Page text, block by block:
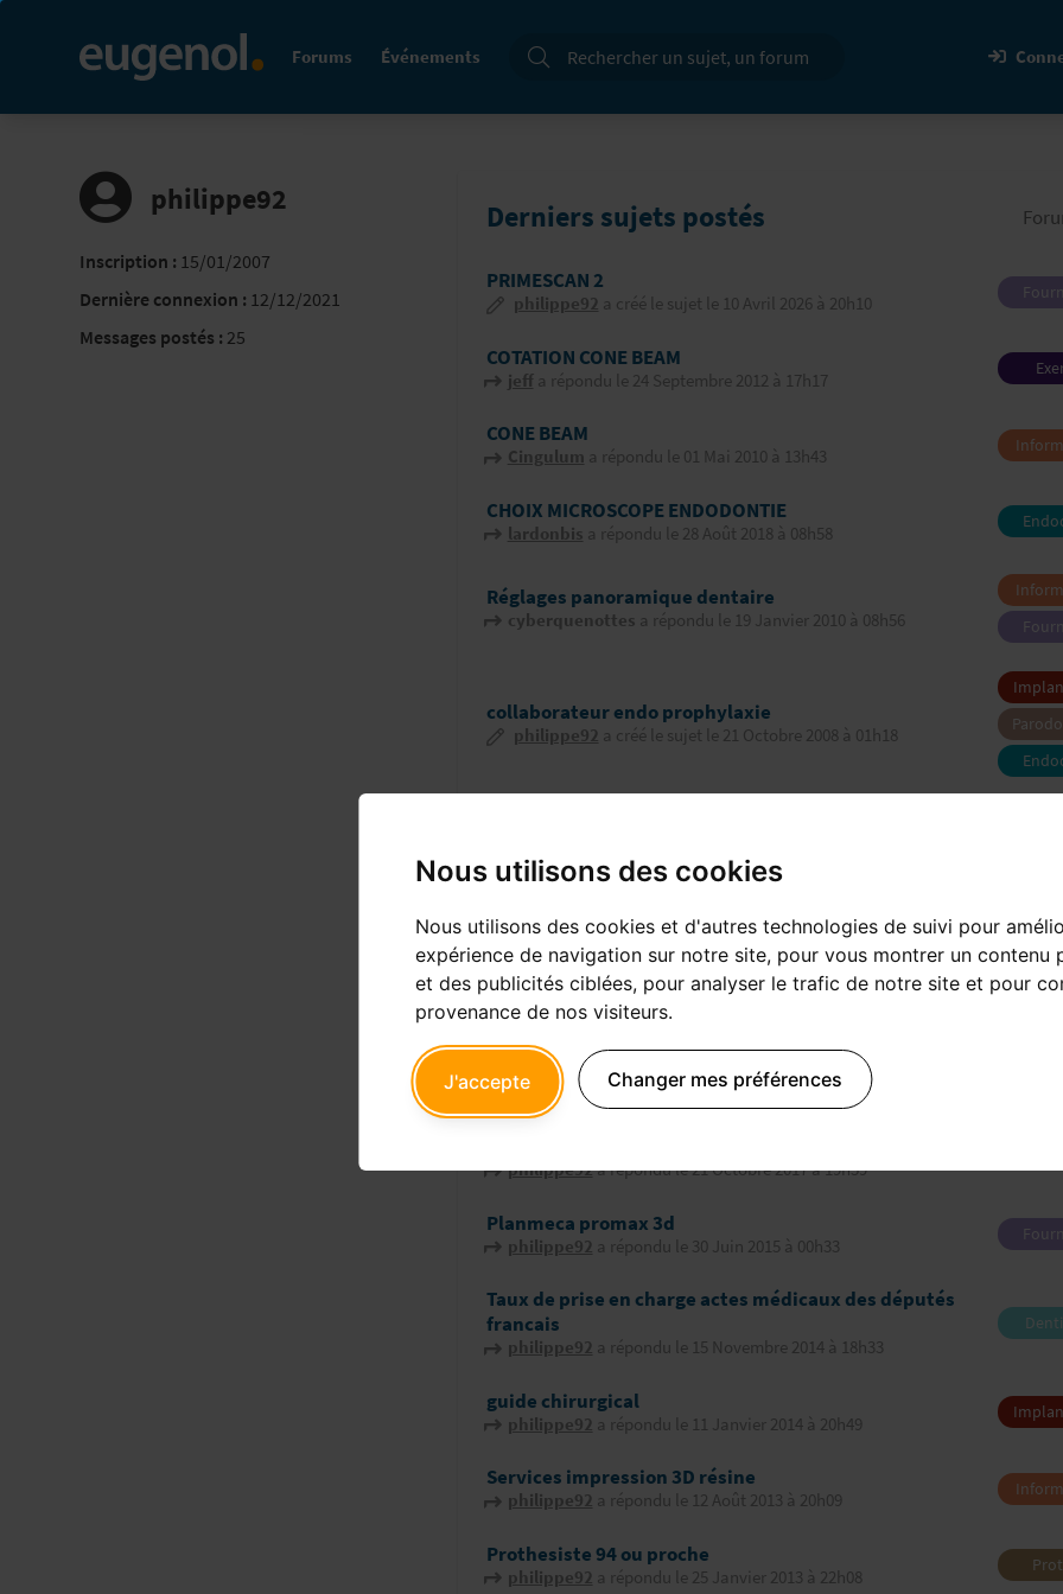
Nous utilisons des cookies
Nous utilisons des cookies et d'autres technologies de suivi pour
expérience de navigation sur notre site, pour vous montrer un contenu
et des publicités ciblées, pour analyser le trafic de notre site et pour
provenance de nos visiteurs.
J'accepte Changer mes préférences
Forums Événements
Recherche
philippe92
Inscription : 15/01/2007
Dernière connexion : 12/12/2021
Messages postés : 25
Derniers sujets postés
PRIMESCAN 2
philippe92 a créé le sujet le 10 Avril 2026 à 20h10
COTATION CONE BEAM
jeffa répondu le 24 Septembre 2012 à 17h17
CONE BEAM
Cingulum a répondu le 01 Mai 2010 à 13h43
CHOIX MICROSCOPE ENDODONTIE
lardonbis a répondu le 28 Août 2018 à 08h58
Réglages panoramique dentaire
cyberquenottes a répondu le 19 Janvier 2010 à 08h56
collaborateur endo prophylaxie
philippe92 a créé le sujet le 21 Octobre 2008 à 01h18
philippe92a créé le sujet le 17 Janvier 2007 à 20h58
Derniers messages
PRIMESCAN 2
philippe92 a créé le sujet le 10 Avril 2026 à 20h10
Modèle en impression 3D vs modèles en plâtre :
philippe92a répondu le 21 Octobre 2017 à 19h59
Planmeca promax 3d
philippe92 a répondu le 30 Juin 2015 à 00h33
Taux de prise en charge actes médicaux des députés
francais
philippe92 a répondu le 15 Novembre 2014 à 18h33
guide chirurgical
philippe92 a répondu le 11 Janvier 2014 à 20h49
Services impression 3D résine
philippe92 a répondu le 12 Août 2013 à 20h09
Prothesiste 94 ou proche
philippe92 a répondu le 25 Janvier 2013 à 22h08